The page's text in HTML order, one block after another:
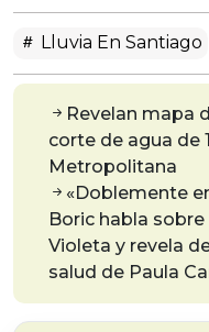
Lluvia En Santiago
Revelan mapa
corte de agua de
Metropolitana
«Doblemente
Boric habla
Violeta y revela
salud de Paula